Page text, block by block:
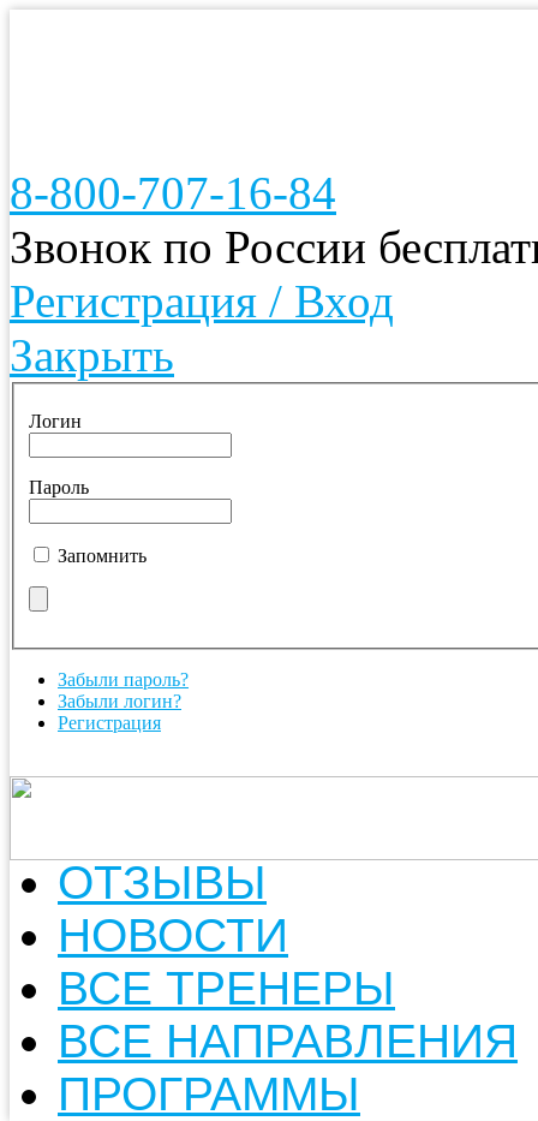
8-800-707-16-84
Звонок по России
Регистрация / Вход
Закрыть
Логин
Пароль
Запомнить
Забыли пароль?
Забыли логин?
Регистрация
ОТЗЫВЫ
НОВОСТИ
ВСЕ ТРЕНЕРЫ
ВСЕ НАПРАВЛЕНИЯ
ПРОГРАММЫ